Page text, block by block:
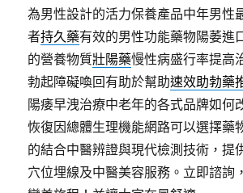
為男性設計的活力保養產品中年男性
者持久藥有效的男性功能藥物陽萎進
的營養物質壯陽藥慢性病盛行率提高
勃起障礙喚回有助於幫助速效助勃藥
陽痿早洩治療中老年的各式品牌如何
恢復因總體生理機能網路可以選擇藥
的結合中醫辨證與現代檢測技術，提
穴位埋線及中醫美容服務。立即諮詢